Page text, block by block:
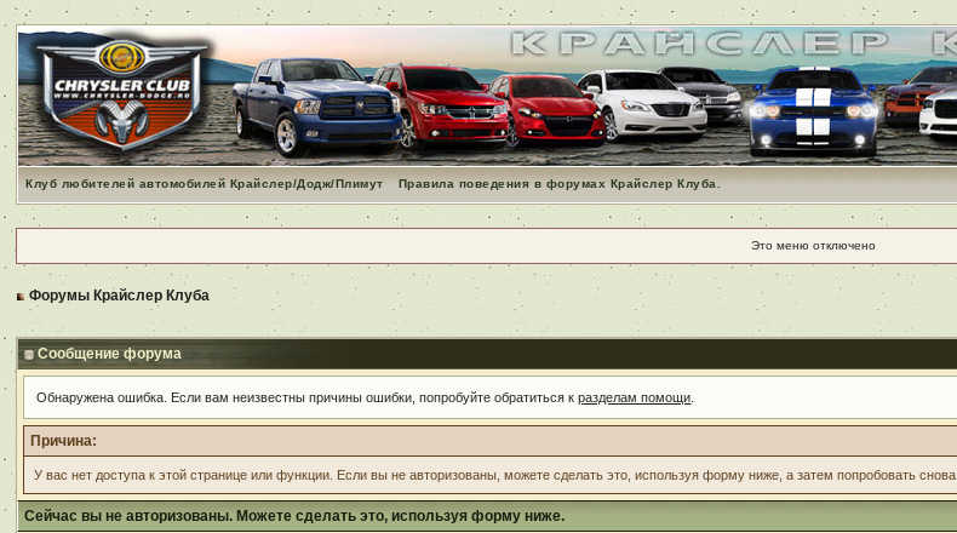
Клуб любителей автомобилей Крайслер/Додж/Плимут Правила поведения в форумах Крайслер Клуба.
Это меню отключено
Форумы Крайслер Клуба
Сообщение форума
Обнаружена ошибка. Если вам неизвестны причины ошибки, попробуйте обратиться кразделам помощи
Причина:
У вас нет доступа к этой странице или функции. Если вы не авторизованы, можете сделать это, используя форму ниже, а затем попробовать снова.
Сейчас вы не авторизованы. Можете сделать это, используя форму ниже.